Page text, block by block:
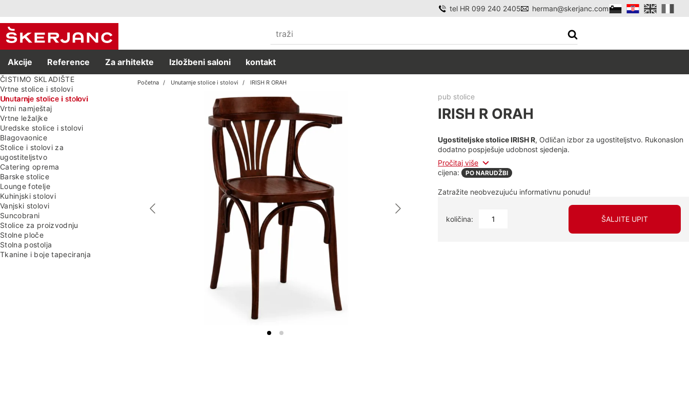
tel HR 099 240 2405 herman@skerjanc.com
Akcije Reference Za arhitekte Izložbeni saloni kontakt
ČISTIMO SKLADIŠTE
Vrtne stolice i stolovi
Unutarnje stolice i stolovi
Vrtni namještaj
Vrtne ležaljke
Uredske stolice i stolovi
Blagovaonice
Stolice i stolovi za
ugostiteljstvo
Catering oprema
Barske stolice
Lounge fotelje
Kuhinjski stolovi
Vanjski stolovi
Suncobrani
Stolice za proizvodnju
Stolne ploče
Stolna postolja
Tkanine i boje tapeciranja
Početna Unutarnje stolice i stolovi IRISH R ORAH
pub stolice
IRISH R ORAH
Ugostiteljske stolice IRISH R, Odličan izbor za ugostiteljstvo. Rukonaslon
dodatno pospješuje udobnost sjedenja.
Pročitaj više
cijena: PO NARUDŽBI
Zatražite neobvezujuću informativnu ponudu!
količina: ŠALJITE UPIT